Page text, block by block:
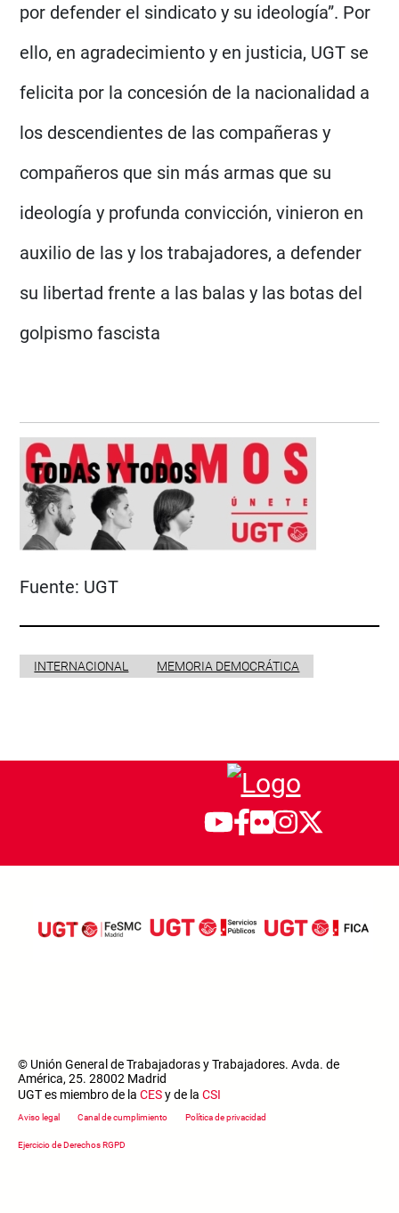
por defender el sindicato y su ideología”. Por
ello, en agradecimiento y en justicia, UGT se
felicita por la concesión de la nacionalidad a
los descendientes de las compañeras y
compañeros que sin más armas que su
ideología y profunda convicción, vinieron en
auxilio de las y los trabajadores, a defender
su libertad frente a las balas y las botas del
golpismo fascista
Fuente: UGT
INTERNACIONAL MEMORIA DEMOCRÁTICA
© Unión General de Trabajadoras y Trabajadores. Avda. de
América, 25. 28002 Madrid
UGT es miembro de la CESy de la CSI
Footer menu
Aviso legal Canal de cumplimiento Política de privacidad
Ejercicio de Derechos RGPD